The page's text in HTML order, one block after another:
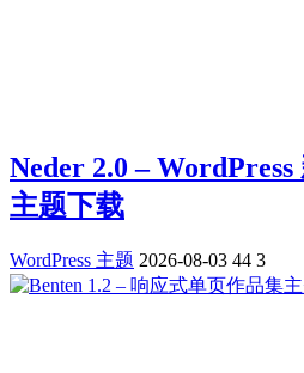
Neder 2.0 –
主题下载
WordPress 主题 2026-08-03 44 3